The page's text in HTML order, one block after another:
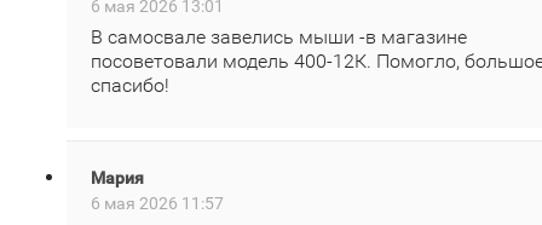
6 мая 2026 13:01
В самосвале завелись мыши -в магазине
посоветовали модель 400‑12К. Помогло,
спасибо!
Мария
6 мая 2026 11:57